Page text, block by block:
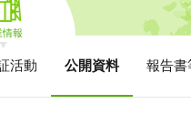
情報
活動 公開資料 報告書